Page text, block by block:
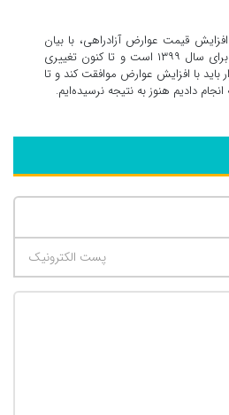
قیمت عوارض آزادراهی، با بیان
اینکه عوارض فعلی آزادراهی برای سال ۱۳۹۹ است و تا کنون تغییری
باید با افزایش عوارض موافقت کند و تا
دادیم هنوز به نتیجه نرسیده‌ایم.